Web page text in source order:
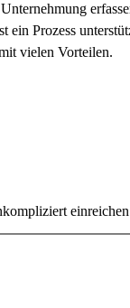
ein Prozess
vielen Vorteilen.